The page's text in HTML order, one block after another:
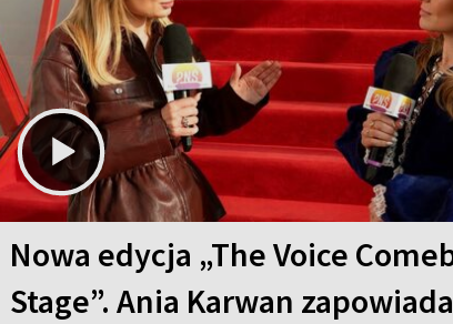
Nowa edycja „The Voice
Stage”. Ania Karwan zapowiada